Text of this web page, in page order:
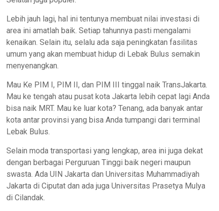
Lebih jauh lagi, hal ini tentunya membuat nilai investasi di
area ini amatlah baik. Setiap tahunnya pasti mengalami
kenaikan. Selain itu, selalu ada saja peningkatan fasilitas
umum yang akan membuat hidup di Lebak Bulus semakin
menyenangkan.
Mau Ke PIM I, PIM II, dan PIM III tinggal naik TransJakarta.
Mau ke tengah atau pusat kota Jakarta lebih cepat lagi Anda
bisa naik MRT. Mau ke luar kota? Tenang, ada banyak antar
kota antar provinsi yang bisa Anda tumpangi dari terminal
Lebak Bulus.
Selain moda transportasi yang lengkap, area ini juga dekat
dengan berbagai Perguruan Tinggi baik negeri maupun
swasta. Ada UIN Jakarta dan Universitas Muhammadiyah
Jakarta di Ciputat dan ada juga Universitas Prasetya Mulya
di Cilandak.